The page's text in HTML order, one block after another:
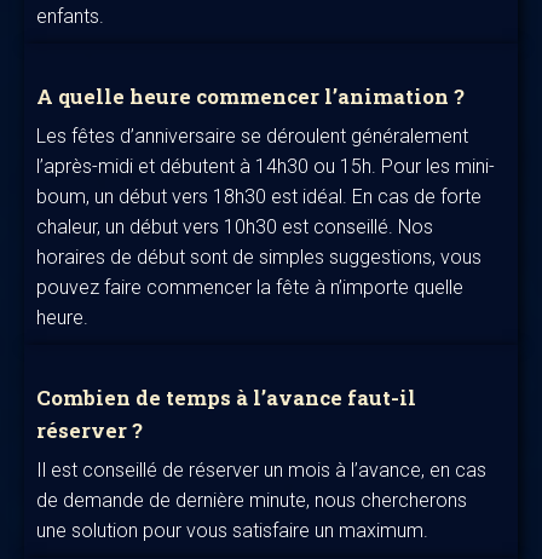
enfants.
A quelle heure commencer l’animation ?
Les fêtes d’anniversaire se déroulent généralement
l’après-midi et débutent à 14h30 ou 15h. Pour les mini-
boum, un début vers 18h30 est idéal. En cas de forte
chaleur, un début vers 10h30 est conseillé. Nos
horaires de début sont de simples suggestions, vous
pouvez faire commencer la fête à n’importe quelle
heure.
Combien de temps à l’avance faut-il
réserver ?
Il est conseillé de réserver un mois à l’avance, en cas
de demande de dernière minute, nous chercherons
une solution pour vous satisfaire un maximum.